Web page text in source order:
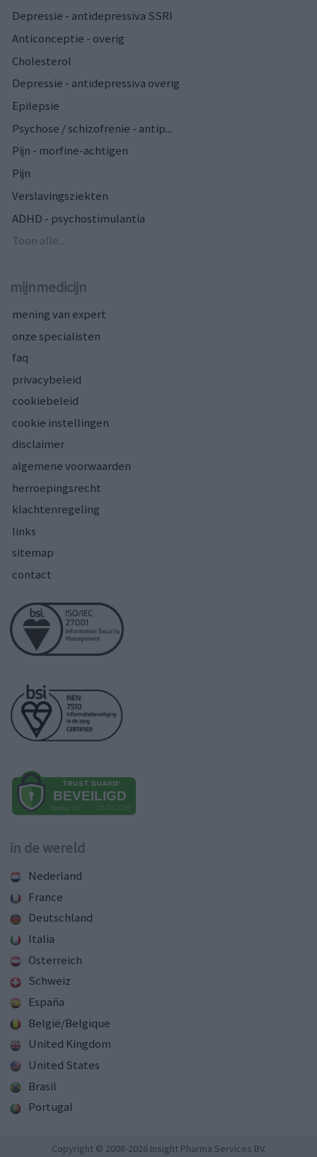
Depressie - antidepressiva SSRI
Anticonceptie - overig
Cholesterol
Depressie - antidepressiva overig
Epilepsie
Psychose / schizofrenie - antip...
Pijn - morfine-achtigen
Pijn
Verslavingsziekten
ADHD - psychostimulantia
Toon alle...
mijnmedicijn
mening van expert
onze specialisten
faq
privacybeleid
cookiebeleid
cookie instellingen
disclaimer
algemene voorwaarden
herroepingsrecht
klachtenregeling
links
sitemap
contact
in de wereld
Nederland
France
Deutschland
Italia
Österreich
Schweiz
España
België/Belgique
United Kingdom
United States
Brasil
Portugal
Copyright © 2008-2026 Insight Pharma Services BV.